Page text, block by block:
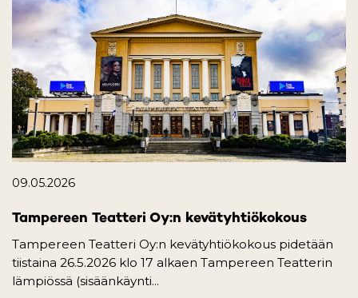
09.05.2026
Tampereen Teatteri Oy:n kevätyhtiökokous
Tampereen Teatteri Oy:n kevätyhtiökokous pidetään
tiistaina 26.5.2026 klo 17 alkaen Tampereen Teatterin
lämpiössä (sisäänkäynti...